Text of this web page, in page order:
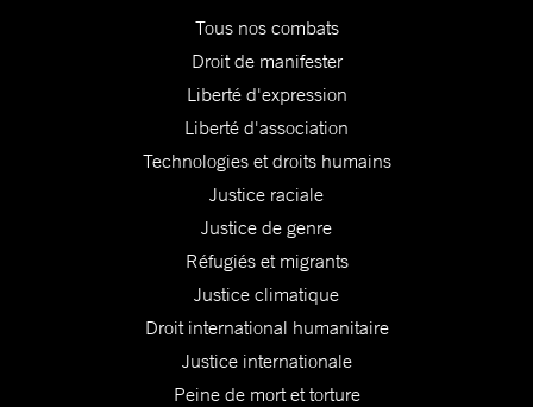
Tous nos combats
Droit de manifester
Liberté d'expression
Liberté d'association
Technologies et droits humains
Justice raciale
Justice de genre
Réfugiés et migrants
Justice climatique
Droit international humanitaire
Justice internationale
Peine de mort et torture